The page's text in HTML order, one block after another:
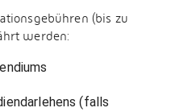
(bis zu
werden:
(falls